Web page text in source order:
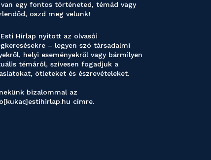
van egy fontos történeted, témád vagy
oszd meg velünk!
Hírlap nyitott az olvasói
– legyen szó társadalmi
helyi eseményekről vagy bármilyen
témáról, szívesen fogadjuk a
ötleteket és észrevételeket.
bizalommal az
címre.